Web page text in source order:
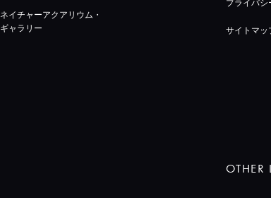
ネイチャーアクアリウム・
ギャラリー
サイトマッ
OTHER